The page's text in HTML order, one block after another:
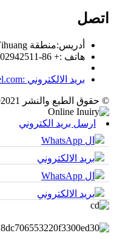
اتصل
أدريس:منطقة Yihuang الصناعية ، Fuzhou ، Jiangxi ، الصين
هاتف :+ 86-15602942511
بريد الالكتروني :
© حقوق الطبع والنشر 20102021: جميع الحقوق محفوظة.
ارسل بريد الكتروني
ال WhatsApp
بريد الالكتروني
ال WhatsApp
بريد الالكتروني